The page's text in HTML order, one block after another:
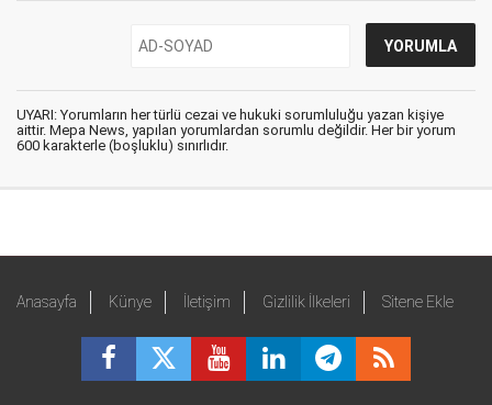
UYARI: Yorumların her türlü cezai ve hukuki sorumluluğu yazan kişiye
aittir. Mepa News, yapılan yorumlardan sorumlu değildir. Her bir yorum
600 karakterle (boşluklu) sınırlıdır.
Anasayfa Künye İletişim Gizlilik İlkeleri Sitene Ekle